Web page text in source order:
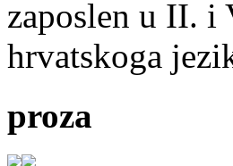
zaposlen u II. i
hrvatskoga
proza